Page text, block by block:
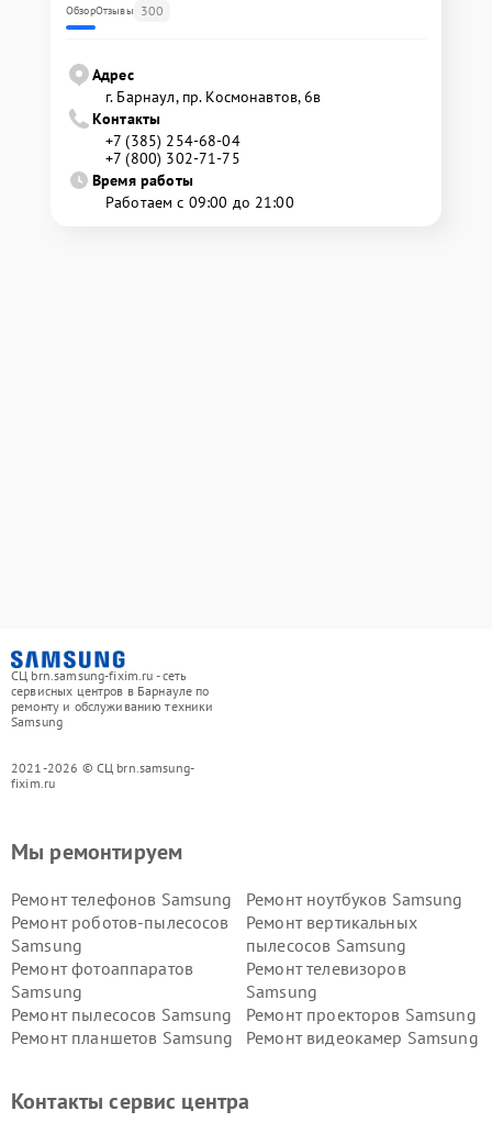
ОбзорОтзывы 300
Адрес
г. Барнаул, ​пр. Космонавтов, 6в
Контакты
+7 (385) 254-68-04
+7 (800) 302-71-75
Время работы
Работаем с 09:00 до 21:00
СЦ brn.samsung-fixim.ru - сеть
сервисных центров в Барнауле по
ремонту и обслуживанию техники
Samsung
2021-2026 © СЦ brn.samsung-
fixim.ru
Мы ремонтируем
Ремонт телефонов Samsung
Ремонт ноутбуков Samsung
Ремонт роботов-пылесосов
Samsung
Ремонт вертикальных
пылесосов Samsung
Ремонт фотоаппаратов
Samsung
Ремонт телевизоров
Samsung
Ремонт пылесосов Samsung
Ремонт проекторов Samsung
Ремонт планшетов Samsung
Ремонт видеокамер Samsung
Контакты сервис центра